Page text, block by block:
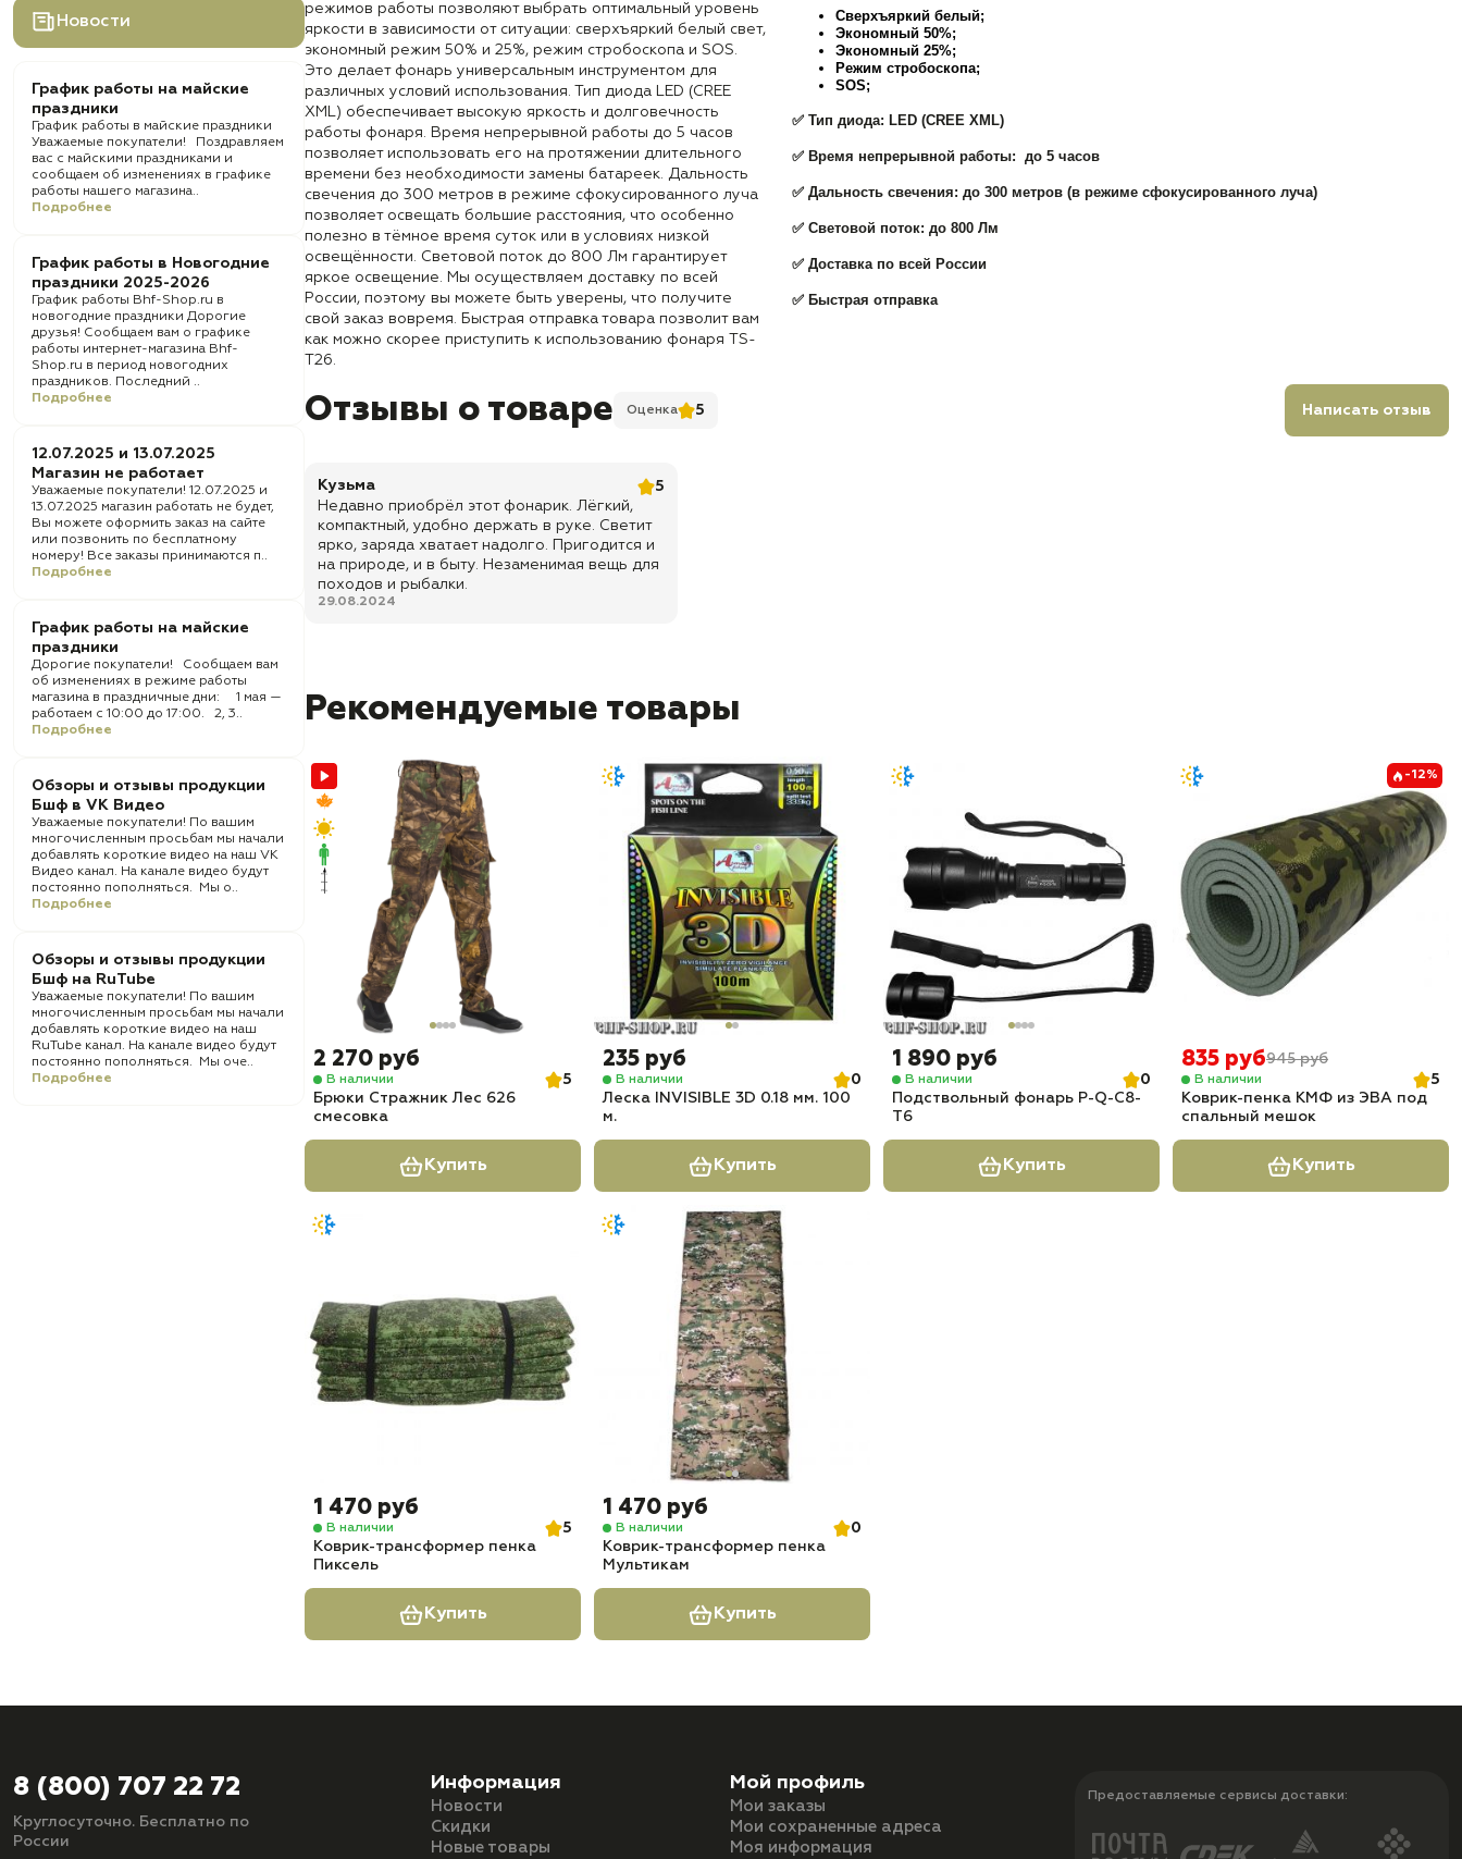
Новости
График работы на майские
праздники
График работы в майские праздники
Уважаемые покупатели! Поздравляем
вас с майскими праздниками и
сообщаем об изменениях в графике
работы нашего магазина..
Подробнее
График работы в Новогодние
праздники 2025-2026
График работы Bhf-Shop.ru в
новогодние праздники Дорогие
друзья! Сообщаем вам о графике
работы интернет-магазина Bhf-
Shop.ru в период новогодних
праздников. Последний ..
Подробнее
12.07.2025 и 13.07.2025
Магазин не работает
Уважаемые покупатели! 12.07.2025 и
13.07.2025 магазин работать не будет,
Вы можете оформить заказ на сайте
или позвонить по бесплатному
номеру! Все заказы принимаются п..
Подробнее
График работы на майские
праздники
Дорогие покупатели! Сообщаем вам
об изменениях в режиме работы
магазина в праздничные дни: 1 мая —
работаем с 10:00 до 17:00. 2, 3..
Подробнее
Обзоры и отзывы продукции
Бшф в VK Видео
Уважаемые покупатели! По вашим
многочисленным просьбам мы начали
добавлять короткие видео на наш VK
Видео канал. На канале видео будут
постоянно пополняться. Мы о..
Подробнее
Обзоры и отзывы продукции
Бшф на RuTube
Уважаемые покупатели! По вашим
многочисленным просьбам мы начали
добавлять короткие видео на наш
RuTube канал. На канале видео будут
постоянно пополняться. Мы оче..
Подробнее
режимов работы позволяют выбрать оптимальный уровень
яркости в зависимости от ситуации: сверхъяркий белый свет,
экономный режим 50% и 25%, режим стробоскопа и SOS.
Это делает фонарь универсальным инструментом для
различных условий использования. Тип диода LED (CREE
XML) обеспечивает высокую яркость и долговечность
работы фонаря. Время непрерывной работы до 5 часов
позволяет использовать его на протяжении длительного
времени без необходимости замены батареек. Дальность
свечения до 300 метров в режиме сфокусированного луча
позволяет освещать большие расстояния, что особенно
полезно в тёмное время суток или в условиях низкой
освещённости. Световой поток до 800 Лм гарантирует
яркое освещение. Мы осуществляем доставку по всей
России, поэтому вы можете быть уверены, что получите
свой заказ вовремя. Быстрая отправка товара позволит вам
как можно скорее приступить к использованию фонаря TS-
T26.
Сверхъяркий белый;
Экономный 50%;
Экономный 25%;
Режим стробоскопа;
SOS;
✅ Тип диода: LED (CREE XML)
✅ Время непрерывной работы: до 5 часов
✅ Дальность свечения: до 300 метров (в режиме сфокусированного луча)
✅ Световой поток: до 800 Лм
✅ Доставка по всей России
✅ Быстрая отправка
Отзывы о товаре Оценка 5 Написать отзыв
Кузьма
5
Недавно приобрёл этот фонарик. Лёгкий,
компактный, удобно держать в руке. Светит
ярко, заряда хватает надолго. Пригодится и
на природе, и в быту. Незаменимая вещь для
походов и рыбалки.
29.08.2024
Рекомендуемые товары
2 270 руб
В наличии
5
Брюки Стражник Лес 626
смесовка
Купить
235 руб
В наличии
0
Леска INVISIBLE 3D 0.18 мм. 100
м.
Купить
1 890 руб
В наличии
0
Подствольный фонарь P-Q-С8-
T6
Купить
-12%
835 руб945 руб
В наличии
5
Коврик-пенка КМФ из ЭВА под
спальный мешок
Купить
1 470 руб
В наличии
5
Коврик-трансформер пенка
Пиксель
Купить
1 470 руб
В наличии
0
Коврик-трансформер пенка
Мультикам
Купить
8 (800) 707 22 72
Круглосуточно. Бесплатно по
России
Информация
Новости
Скидки
Новые товары
Мой профиль
Мои заказы
Мои сохраненные адреса
Моя информация
Предоставляемые сервисы доставки: